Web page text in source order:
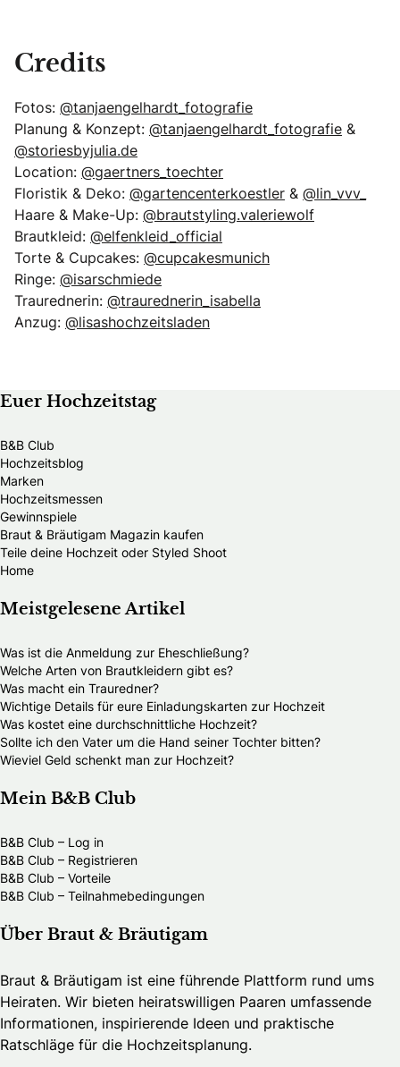
Credits
Fotos: @tanjaengelhardt_fotografie
Planung & Konzept: @tanjaengelhardt_fotografie &
@storiesbyjulia.de
Location: @gaertners_toechter
Floristik & Deko: @gartencenterkoestler & @lin_vvv_
Haare & Make-Up: @brautstyling.valeriewolf
Brautkleid: @elfenkleid_official
Torte & Cupcakes: @cupcakesmunich
Ringe: @isarschmiede
Traurednerin: @traurednerin_isabella
Anzug: @lisashochzeitsladen
Euer Hochzeitstag
B&B Club
Hochzeitsblog
Marken
Hochzeitsmessen
Gewinnspiele
Braut & Bräutigam Magazin kaufen
Teile deine Hochzeit oder Styled Shoot
Home
Meistgelesene Artikel
Was ist die Anmeldung zur Eheschließung?
Welche Arten von Brautkleidern gibt es?
Was macht ein Trauredner?
Wichtige Details für eure Einladungskarten zur Hochzeit
Was kostet eine durchschnittliche Hochzeit?
Sollte ich den Vater um die Hand seiner Tochter bitten?
Wieviel Geld schenkt man zur Hochzeit?
Mein B&B Club
B&B Club – Log in
B&B Club – Registrieren
B&B Club – Vorteile
B&B Club – Teilnahmebedingungen
Über Braut & Bräutigam
Braut & Bräutigam ist eine führende Plattform rund ums
Heiraten. Wir bieten heiratswilligen Paaren umfassende
Informationen, inspirierende Ideen und praktische
Ratschläge für die Hochzeitsplanung.